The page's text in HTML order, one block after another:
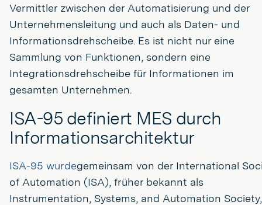
Vermittler zwischen der Automatisierung und der
Unternehmensleitung und auch als Daten- und
Informationsdrehscheibe. Es ist nicht nur eine
Sammlung von Funktionen, sondern eine
Integrationsdrehscheibe für Informationen im
gesamten Unternehmen.
ISA-95 definiert MES durch
Informationsarchitektur
ISA-95 wurdegemeinsam von der International
of Automation (ISA), früher bekannt als
Instrumentation, Systems, and Automation Society,